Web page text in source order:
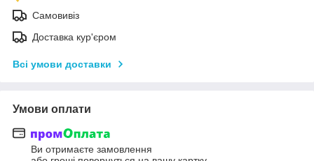
Самовивіз
Доставка кур'єром
Всі умови доставки
Умови оплати
Ви отримаєте замовлення